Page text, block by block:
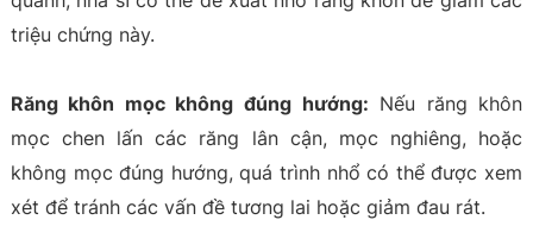
triệu chứng này.
Răng khôn mọc không đúng hướng: Nếu răng khôn
mọc chen lấn các răng lân cận, mọc nghiêng, hoặc
không mọc đúng hướng, quá trình nhổ có thể được xem
xét để tránh các vấn đề tương lai hoặc giảm đau rát.